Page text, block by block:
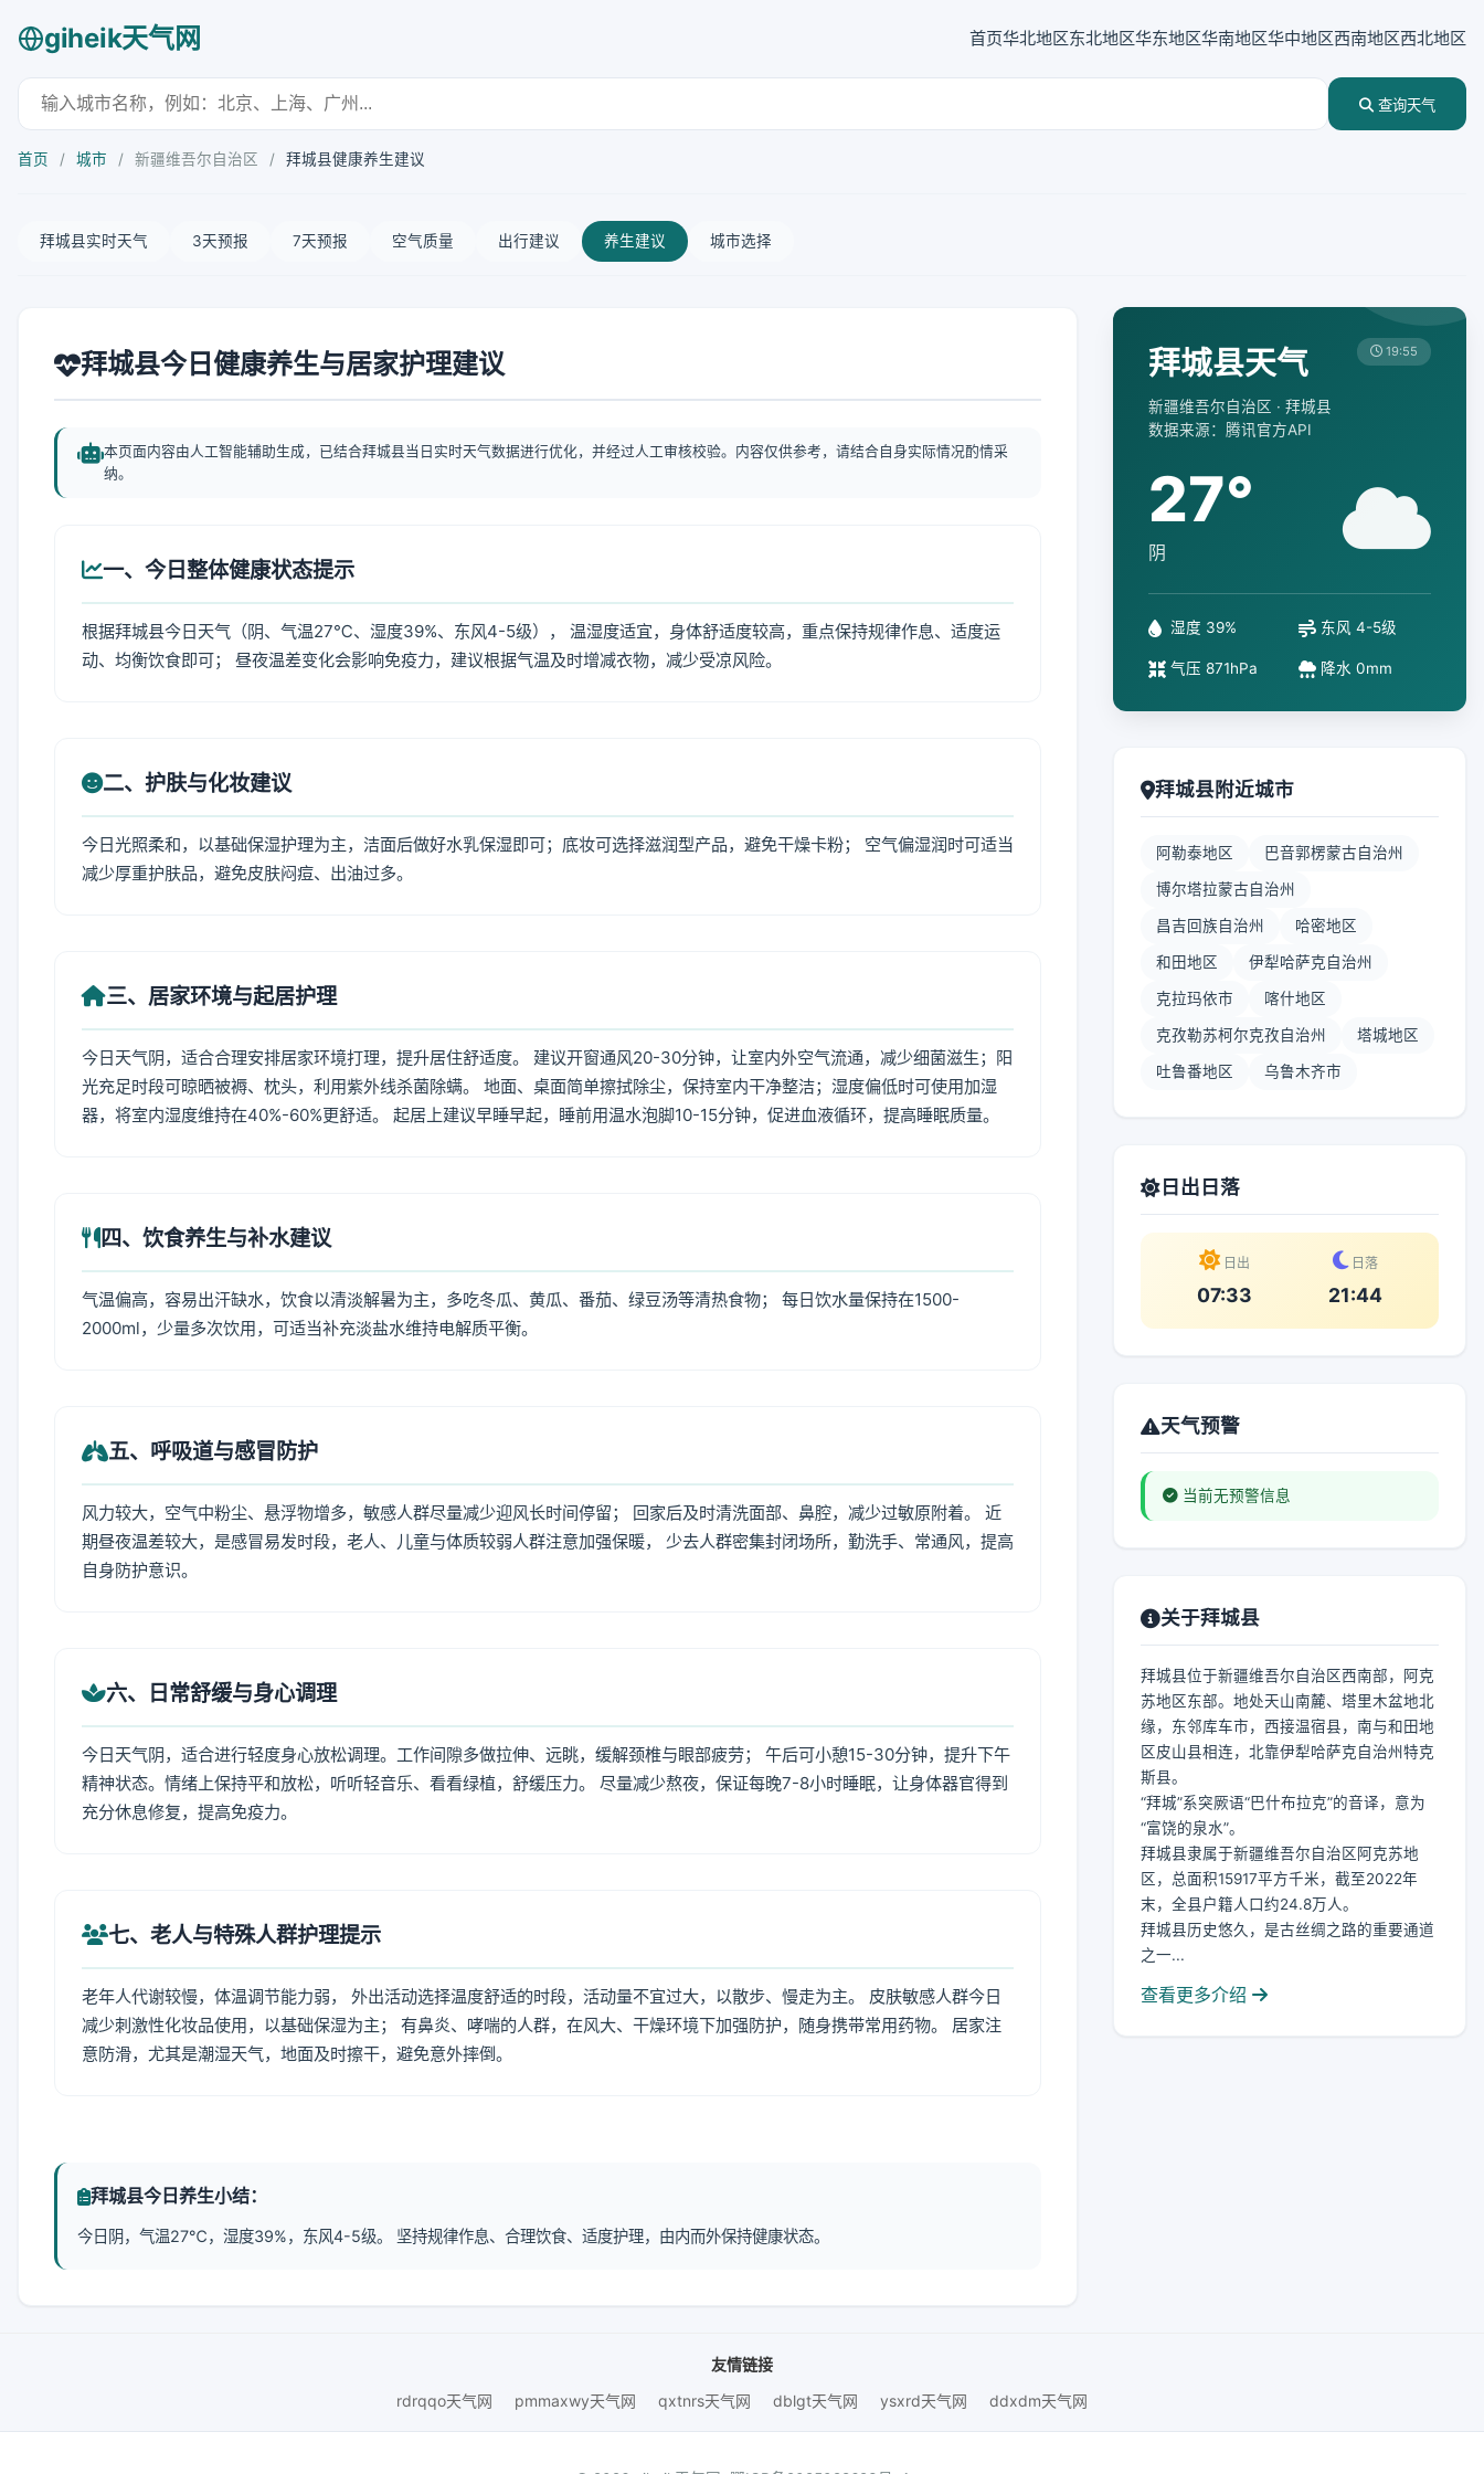
giheik天气网 首页华北地区东北地区华东地区华南地区华中地区西南地区西北地区
查询天气
首页 / 城市 / 新疆维吾尔自治区 / 拜城县健康养生建议
拜城县实时天气 3天预报 7天预报 空气质量 出行建议 养生建议 城市选择
拜城县今日健康养生与居家护理建议
本页面内容由人工智能辅助生成，已结合拜城县当日实时天气数据进行优化，并经过人工审核校验。内容仅供参考，请结合自身实际情况酌情采
纳。
一、今日整体健康状态提示
根据拜城县今日天气（阴、气温27℃、湿度39%、东风4-5级）， 温湿度适宜，身体舒适度较高，重点保持规律作息、适度运
动、均衡饮食即可； 昼夜温差变化会影响免疫力，建议根据气温及时增减衣物，减少受凉风险。
二、护肤与化妆建议
今日光照柔和，以基础保湿护理为主，洁面后做好水乳保湿即可；底妆可选择滋润型产品，避免干燥卡粉； 空气偏湿润时可适当
减少厚重护肤品，避免皮肤闷痘、出油过多。
三、居家环境与起居护理
今日天气阴，适合合理安排居家环境打理，提升居住舒适度。 建议开窗通风20-30分钟，让室内外空气流通，减少细菌滋生；阳
光充足时段可晾晒被褥、枕头，利用紫外线杀菌除螨。 地面、桌面简单擦拭除尘，保持室内干净整洁；湿度偏低时可使用加湿
器，将室内湿度维持在40%-60%更舒适。 起居上建议早睡早起，睡前用温水泡脚10-15分钟，促进血液循环，提高睡眠质量。
四、饮食养生与补水建议
气温偏高，容易出汗缺水，饮食以清淡解暑为主，多吃冬瓜、黄瓜、番茄、绿豆汤等清热食物； 每日饮水量保持在1500-
2000ml，少量多次饮用，可适当补充淡盐水维持电解质平衡。
五、呼吸道与感冒防护
风力较大，空气中粉尘、悬浮物增多，敏感人群尽量减少迎风长时间停留； 回家后及时清洗面部、鼻腔，减少过敏原附着。 近
期昼夜温差较大，是感冒易发时段，老人、儿童与体质较弱人群注意加强保暖， 少去人群密集封闭场所，勤洗手、常通风，提高
自身防护意识。
六、日常舒缓与身心调理
今日天气阴，适合进行轻度身心放松调理。工作间隙多做拉伸、远眺，缓解颈椎与眼部疲劳； 午后可小憩15-30分钟，提升下午
精神状态。情绪上保持平和放松，听听轻音乐、看看绿植，舒缓压力。 尽量减少熬夜，保证每晚7-8小时睡眠，让身体器官得到
充分休息修复，提高免疫力。
七、老人与特殊人群护理提示
老年人代谢较慢，体温调节能力弱， 外出活动选择温度舒适的时段，活动量不宜过大，以散步、慢走为主。 皮肤敏感人群今日
减少刺激性化妆品使用，以基础保湿为主； 有鼻炎、哮喘的人群，在风大、干燥环境下加强防护，随身携带常用药物。 居家注
意防滑，尤其是潮湿天气，地面及时擦干，避免意外摔倒。
拜城县今日养生小结：
今日阴，气温27℃，湿度39%，东风4-5级。 坚持规律作息、合理饮食、适度护理，由内而外保持健康状态。
拜城县天气
新疆维吾尔自治区 · 拜城县
数据来源：腾讯官方API
19:55
27°
阴
湿度 39% 东风 4-5级
气压 871hPa 降水 0mm
拜城县附近城市
阿勒泰地区 巴音郭楞蒙古自治州
博尔塔拉蒙古自治州
昌吉回族自治州 哈密地区
和田地区 伊犁哈萨克自治州
克拉玛依市 喀什地区
克孜勒苏柯尔克孜自治州 塔城地区
吐鲁番地区 乌鲁木齐市
日出日落
日出
07:33
日落
21:44
天气预警
当前无预警信息
关于拜城县
拜城县位于新疆维吾尔自治区西南部，阿克
苏地区东部。地处天山南麓、塔里木盆地北
缘，东邻库车市，西接温宿县，南与和田地
区皮山县相连，北靠伊犁哈萨克自治州特克
斯县。
“拜城”系突厥语“巴什布拉克”的音译，意为
“富饶的泉水”。
拜城县隶属于新疆维吾尔自治区阿克苏地
区，总面积15917平方千米，截至2022年
末，全县户籍人口约24.8万人。
拜城县历史悠久，是古丝绸之路的重要通道
之一...
查看更多介绍
友情链接
rdrqqo天气网
pmmaxwy天气网 qxtnrs天气网 dblgt天气网 ysxrd天气网 ddxdm天气网